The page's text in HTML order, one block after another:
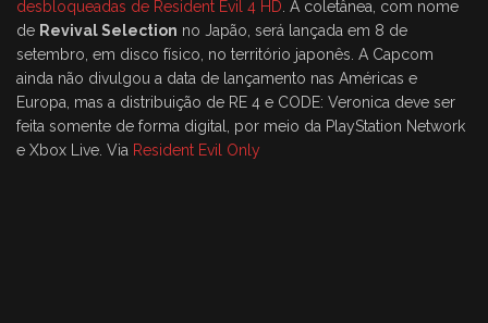
desbloqueadas de Resident Evil 4 HD . A coletânea, com nome
de Revival Selection no Japão, será lançada em 8 de
setembro, em disco físico, no território japonês. A Capcom
ainda não divulgou a data de lançamento nas Américas e
Europa, mas a distribuição de RE 4 e CODE: Veronica deve ser
feita somente de forma digital, por meio da PlayStation Network
e Xbox Live. Via Resident Evil Only